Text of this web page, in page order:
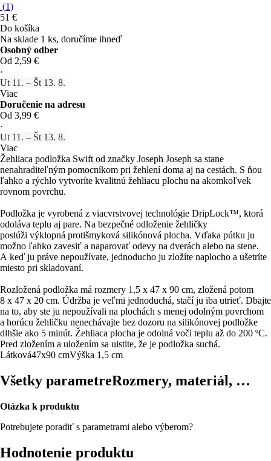
(1)
51 €
Do košíka
Na sklade 1 ks, doručíme ihneď
Osobný odber
Od 2,59 €
·
Ut 11. – Št 13. 8.
Viac
Doručenie na adresu
Od 3,99 €
·
Ut 11. – Št 13. 8.
Viac
Žehliaca podložka Swift od značky Joseph Joseph sa stane
nenahraditeľným pomocníkom pri žehlení doma aj na cestách. S ňou
ľahko a rýchlo vytvoríte kvalitnú žehliacu plochu na akomkoľvek
rovnom povrchu.
Podložka je vyrobená z viacvrstvovej technológie DripLock™, ktorá
odoláva teplu aj pare. Na bezpečné odloženie žehličky
poslúži výklopná protišmyková silikónová plocha. Vďaka pútku ju
možno ľahko zavesiť a naparovať odevy na dverách alebo na stene.
A keď ju práve nepoužívate, jednoducho ju zložíte naplocho a ušetríte
miesto pri skladovaní.
Rozložená podložka má rozmery 1,5 x 47 x 90 cm, zložená potom
8 x 47 x 20 cm. Údržba je veľmi jednoduchá, stačí ju iba utrieť. Dbajte
na to, aby ste ju nepoužívali na plochách s menej odolným povrchom
a horúcu žehličku nenechávajte bez dozoru na silikónovej podložke
dlhšie ako 5 minút. Žehliaca plocha je odolná voči teplu až do 200 ºC.
Pred zložením a uložením sa uistite, že je podložka suchá.
Látková47x90 cmVýška 1,5 cm
Všetky parametreRozmery, materiál, …
Otázka k produktu
Potrebujete poradiť s parametrami alebo výberom?
Hodnotenie produktu